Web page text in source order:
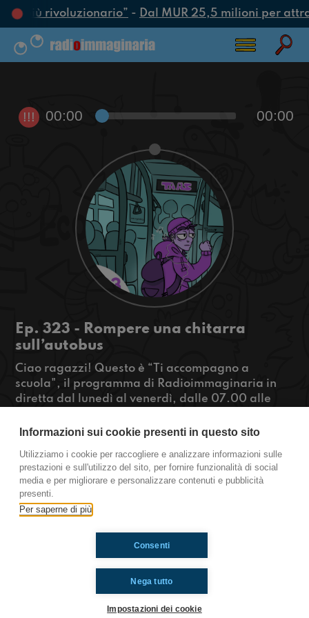
più rivoluzionario”- Dal MUR 25,5 milioni per
!!! 00:00 00:00
Ep. 323 - Rompere una chitarra
sull’autobus
Ciao ragazzi! Questo è “Ti accompagno a
scuola", il programma di Radioimmaginaria in
diretta dal lunedì al venerdì, dalle 07.00 alle
adolescenti durante il tragitto casa-scuola.
tragitto casa-scuola, deve affrontare una sfida
difficilissima: non distruggere la sua chitarra!
https://www.radioimmaginaria.it
Ti è piaciuto? Condividilo!
Informazioni sui cookie presenti in questo sito
Utilizziamo i cookie per raccogliere e analizzare informazioni sulle
prestazioni e sull'utilizzo del sito, per fornire funzionalità di social
media e per migliorare e personalizzare contenuti e pubblicità
presenti.
Per saperne di più
Nega tutto
Consenti
Impostazioni dei cookie